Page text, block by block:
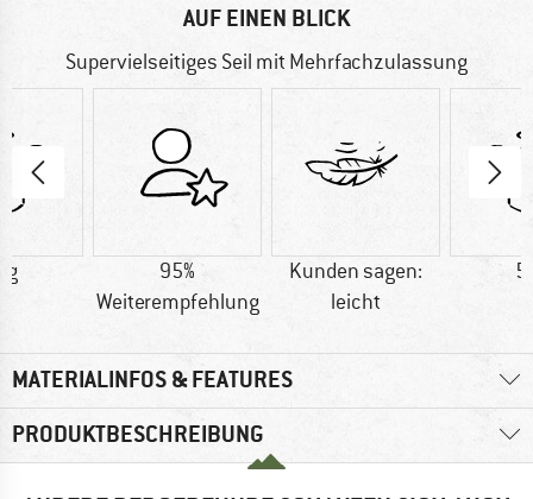
AUF EINEN BLICK
Supervielseitiges Seil mit Mehrfachzulassung
g
95%
Weiterempfehlung
Kunden sagen:
leicht
MATERIALINFOS & FEATURES
PRODUKTBESCHREIBUNG